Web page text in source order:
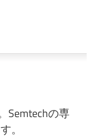
Semtechの専
。